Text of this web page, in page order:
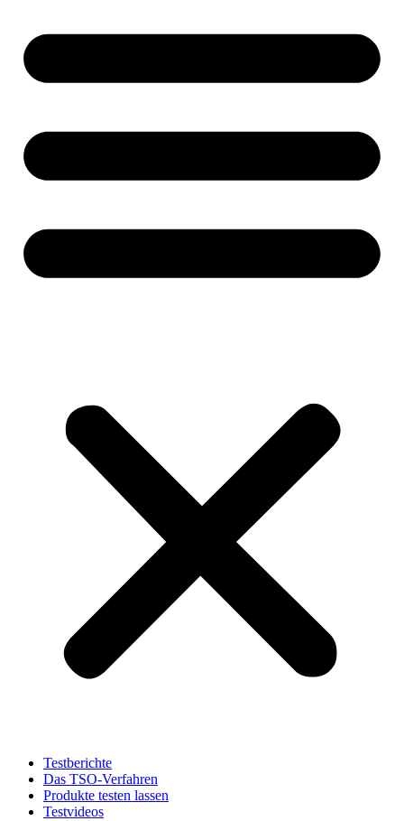
Testberichte
Das TSO-Verfahren
Produkte testen lassen
Testvideos